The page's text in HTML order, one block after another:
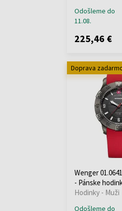
Odošleme do
11.08.
225,46 €
Doprava
Wenger
- Pánske
Hodinky - Muži
Odošleme do